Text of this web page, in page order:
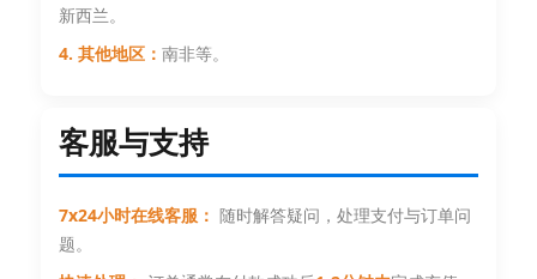
新西兰。
4. 其他地区：南非等。
客服与支持
7x24小时在线客服： 随时解答疑问，处理支付与订单问
题。